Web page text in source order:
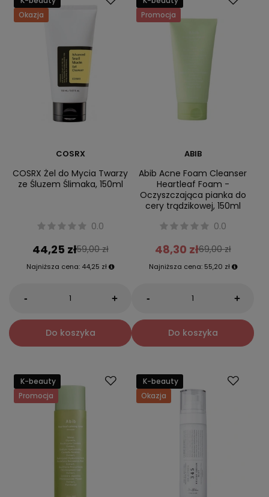
Okazja
COSRX
COSRX Żel do Mycia Twarzy
ze Śluzem Ślimaka, 150ml
0.0
44,25 zł59,00 zł
Najniższa cena: 44,25 zł
- +
Do koszyka
Promocja
ABIB
Abib Acne Foam Cleanser
Heartleaf Foam -
Oczyszczająca pianka do
cery trądzikowej, 150ml
0.0
48,30 zł69,00 zł
Najniższa cena: 55,20 zł
- +
Do koszyka
K-beauty
Promocja
K-beauty
Okazja